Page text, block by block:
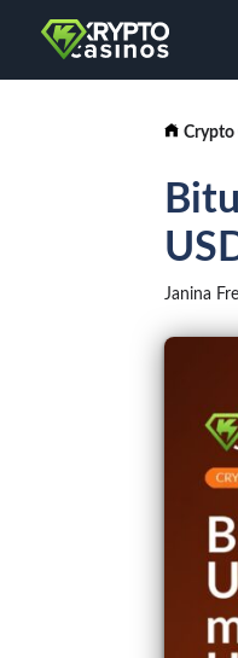
Crypto
Janina